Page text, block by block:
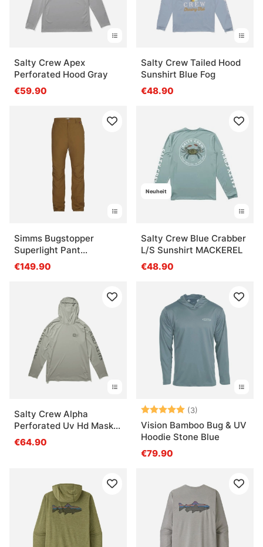
Salty Crew Apex
Perforated Hood Gray
€59.90
Salty Crew Tailed Hood
Sunshirt Blue Fog
€48.90
Simms Bugstopper
Superlight Pant
Driftwood
€149.90
Neuheit
Salty Crew Blue Crabber
L/S Sunshirt MACKEREL
€48.90
Salty Crew Alpha
Perforated Uv Hd Mask
Gray
€64.90
Bewertung:(3)
Vision Bamboo Bug & UV
Hoodie Stone Blue
€79.90